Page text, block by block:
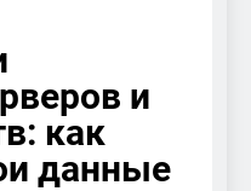
и
как
данные